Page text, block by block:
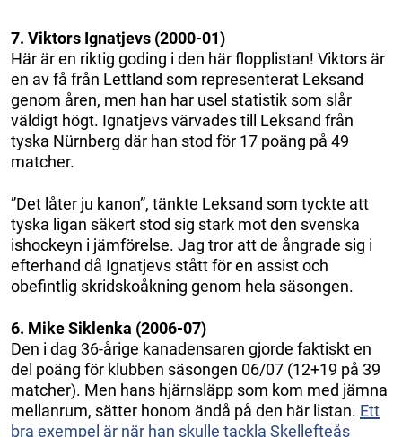
7. Viktors Ignatjevs (2000-01)
Här är en riktig goding i den här flopplistan! Viktors är
en av få från Lettland som representerat Leksand
genom åren, men han har usel statistik som slår
väldigt högt. Ignatjevs värvades till Leksand från
tyska Nürnberg där han stod för 17 poäng på 49
matcher.
”Det låter ju kanon”, tänkte Leksand som tyckte att
tyska ligan säkert stod sig stark mot den svenska
ishockeyn i jämförelse. Jag tror att de ångrade sig i
efterhand då Ignatjevs stått för en assist och
obefintlig skridskoåkning genom hela säsongen.
6. Mike Siklenka (2006-07)
Den i dag 36-årige kanadensaren gjorde faktiskt en
del poäng för klubben säsongen 06/07 (12+19 på 39
matcher). Men hans hjärnsläpp som kom med jämna
mellanrum, sätter honom ändå på den här listan. Ett
bra exempel är när han skulle tackla Skellefteås